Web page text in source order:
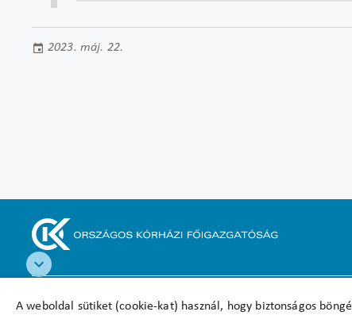
A weboldal sütiket (cookie-kat) használ, hogy biztonságos
2023. máj. 22.
Akadálymentesítési nyilatkozat